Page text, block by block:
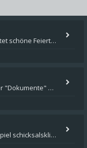
Hallo zusammen, ich hoffe Ihr hattet schöne Feiertage und kommt auch gut ins neue Jahr. Ich schreibe hier kurz zur Infor
Wenn das Speil installiert ist, müsste unter "Dokumente" auf Deinem Rechner ein Verzeichnis "blade of destiny" sein. Dar
wollte fragen wie kann ich mods für das spiel schicksalsklinge in das spieleverzeichnis kopieren und in welches